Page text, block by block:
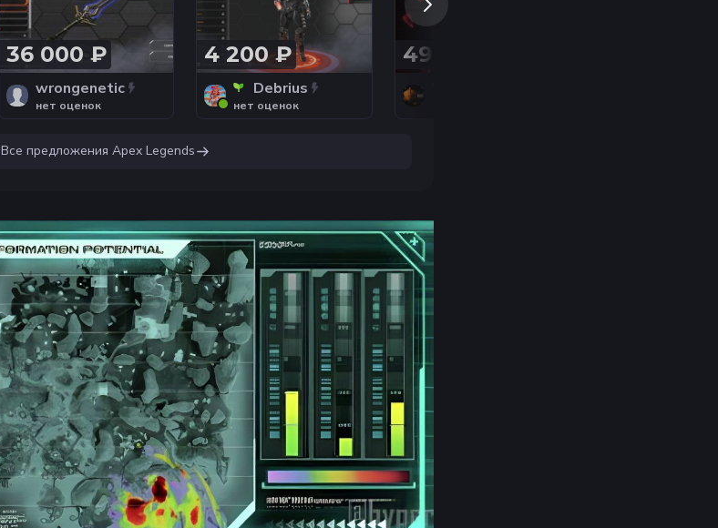
36 000 ₽
wrongenetic
нет оценок
4 200 ₽
Debrius
нет оценок
49,20 ₽
Все предложенияApex Legends